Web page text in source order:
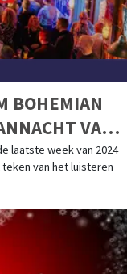
BOHEMIAN
VAN
laatste week van 2024
van het luisteren